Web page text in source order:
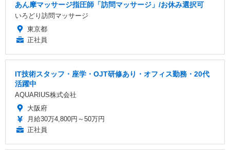
あん摩マッサージ指圧師「訪問マッサージ」/お休み選択可
いろどり訪問マッサージ
東京都
正社員
IT技術スタッフ・座学・OJT研修あり・オフィス勤務・20代
活躍中
AQUARIUS株式会社
大阪府
月給30万4,800円～50万円
正社員